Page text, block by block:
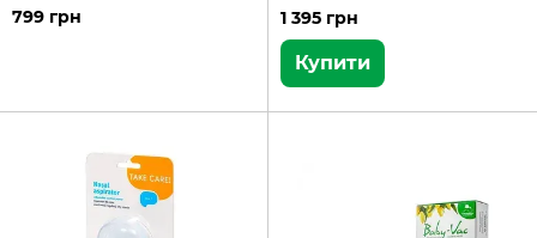
799 грн 1 395 грн
Купити